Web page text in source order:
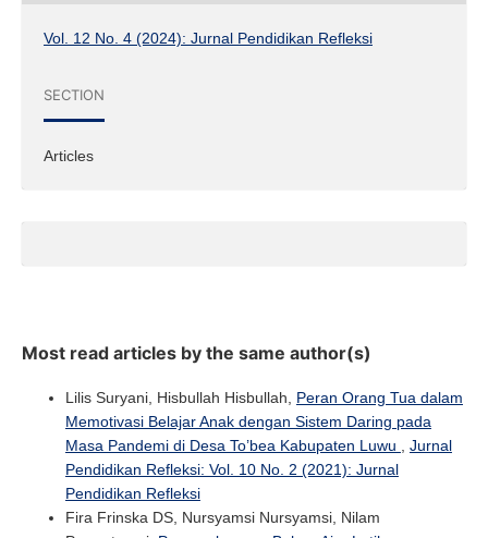
Vol. 12 No. 4 (2024): Jurnal Pendidikan Refleksi
SECTION
Articles
Most read articles by the same author(s)
Lilis Suryani, Hisbullah Hisbullah, Peran Orang Tua dalam
Memotivasi Belajar Anak dengan Sistem Daring pada
Masa Pandemi di Desa To’bea Kabupaten Luwu
Jurnal
Pendidikan Refleksi: Vol. 10 No. 2 (2021): Jurnal
Pendidikan Refleksi
Fira Frinska DS, Nursyamsi Nursyamsi, Nilam